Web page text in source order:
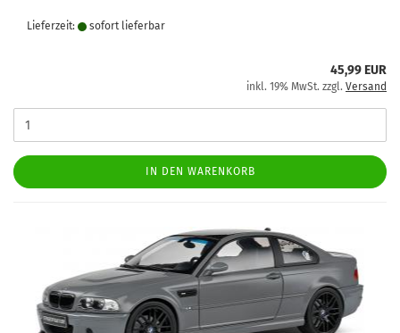
Lieferzeit: sofort lie­fer­bar
45,99 EUR
inkl. 19% MwSt. zzgl. Versand
IN DEN WARENKORB